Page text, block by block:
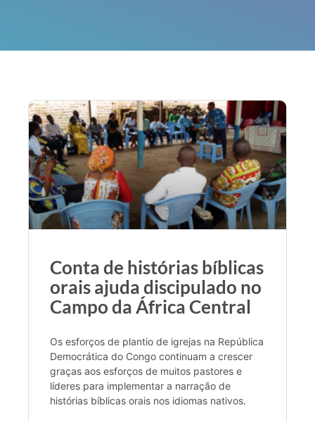
Conta de histórias bíblicas
orais ajuda discipulado no
Campo da África Central
Os esforços de plantio de igrejas na República
Democrática do Congo continuam a crescer
graças aos esforços de muitos pastores e
líderes para implementar a narração de
histórias bíblicas orais nos idiomas nativos.